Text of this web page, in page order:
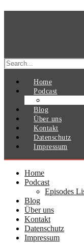
Search
for:
Home
Podcast
Blog
Über uns
Kontakt
Datenschutz
Impressum
Home
Podcast
Episodes
Blog
Über uns
Kontakt
Datenschutz
Impressum